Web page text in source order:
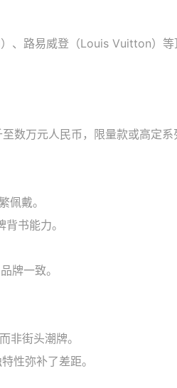
、路易威登（Louis Vuitton）
数万元人民币，限量款或高定系
佩戴。
书能力。
牌一致。
非街头潮牌。
性弥补了差距。